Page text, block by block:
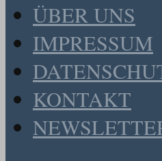
ÜBER UNS
IMPRESSUM
KONTAKT